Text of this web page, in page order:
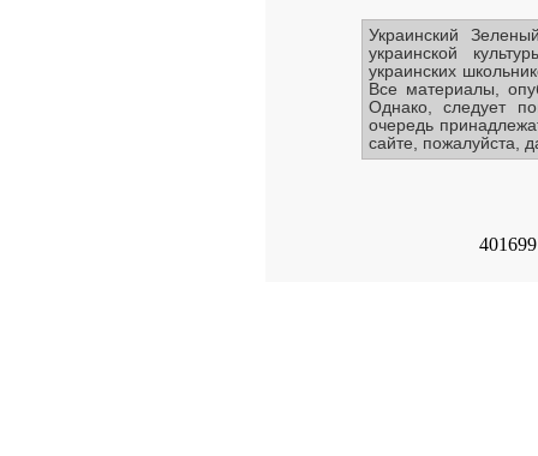
Украинский
украинской
украинских
Все материалы,
Однако, следует
очередь
сайте, пожалуйста,